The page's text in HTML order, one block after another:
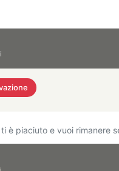
è piaciuto e vuoi rimanere